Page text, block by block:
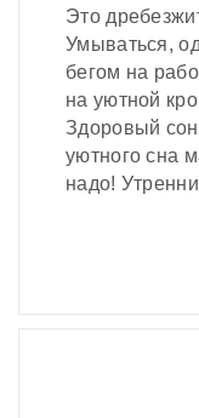
Это
Умываться,
бегом на
на уютной
Здоровый
уютного сна
надо!